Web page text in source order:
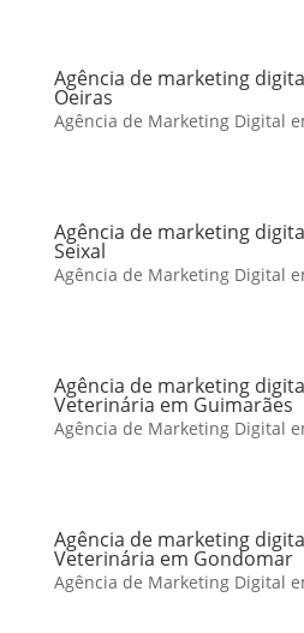
Agência de marketing
Oeiras
Agência de Marketing Digital
Agência de marketing
Seixal
Agência de Marketing Digital
Agência de marketing
Veterinária em Guimarães
Agência de Marketing Digital
Agência de marketing
Veterinária em Gondomar
Agência de Marketing Digital